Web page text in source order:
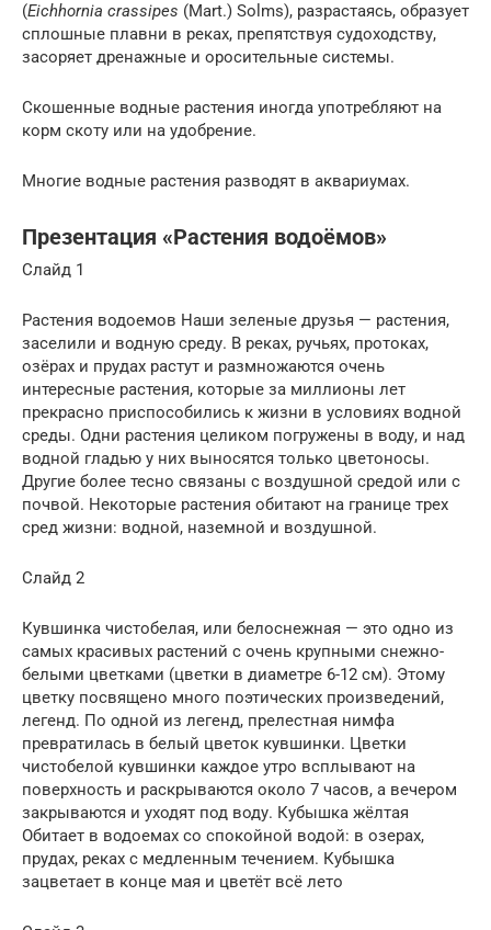
(Eichhornia crassipes (Mart.) Solms), разрастаясь, образует
сплошные плавни в реках, препятствуя судоходству,
засоряет дренажные и оросительные системы.
Скошенные водные растения иногда употребляют на
корм скоту или на удобрение.
Многие водные растения разводят в аквариумах.
Презентация «Растения водоёмов»
Слайд 1
Растения водоемов Наши зеленые друзья — растения,
заселили и водную среду. В реках, ручьях, протоках,
озёрах и прудах растут и размножаются очень
интересные растения, которые за миллионы лет
прекрасно приспособились к жизни в условиях водной
среды. Одни растения целиком погружены в воду, и над
водной гладью у них выносятся только цветоносы.
Другие более тесно связаны с воздушной средой или с
почвой. Некоторые растения обитают на границе трех
сред жизни: водной, наземной и воздушной.
Слайд 2
Кувшинка чистобелая, или белоснежная — это одно из
самых красивых растений с очень крупными снежно-
белыми цветками (цветки в диаметре 6-12 см). Этому
цветку посвящено много поэтических произведений,
легенд. По одной из легенд, прелестная нимфа
превратилась в белый цветок кувшинки. Цветки
чистобелой кувшинки каждое утро всплывают на
поверхность и раскрываются около 7 часов, а вечером
закрываются и уходят под воду. Кубышка жёлтая
Обитает в водоемах со спокойной водой: в озерах,
прудах, реках с медленным течением. Кубышка
зацветает в конце мая и цветёт всё лето